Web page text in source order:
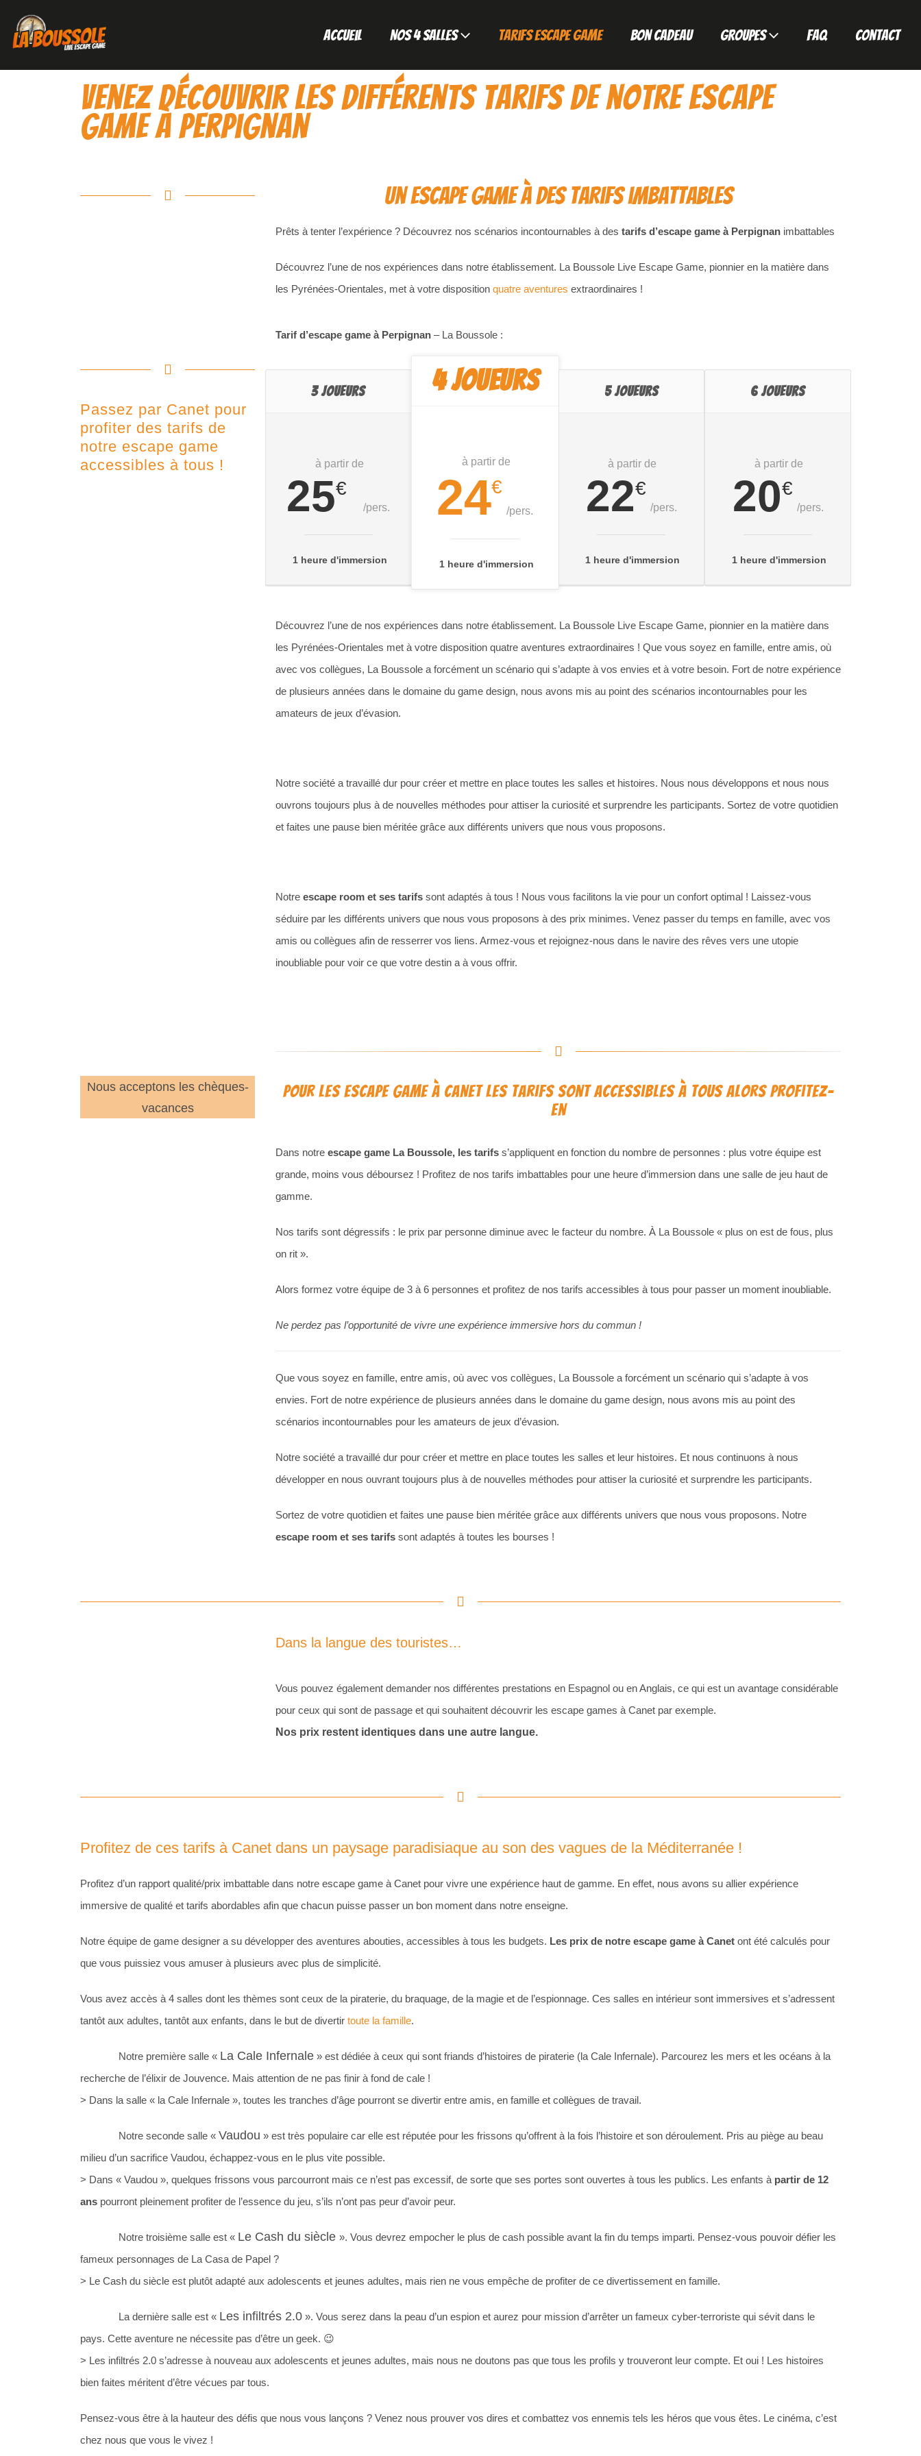
Accueil Nos 4 salles Tarifs escape game Bon Cadeau Groupes FAQ Contact
Venez découvrir les différents tarifs de notre escape
game à Perpignan
Passez par Canet pour
profiter des tarifs de
notre escape game
accessibles à tous !
Un escape game à des tarifs imbattables
Prêts à tenter l’expérience ? Découvrez nos scénarios incontournables à des tarifs d’escape game à Perpignan imbattables
Découvrez l’une de nos expériences dans notre établissement. La Boussole Live Escape Game, pionnier en la matière dans
les Pyrénées-Orientales, met à votre disposition quatre aventures extraordinaires !
Tarif d’escape game à Perpignan – La Boussole :
3 JOUEURS
à partir de
25€
/pers.
1 heure d'immersion
4 JOUEURS
à partir de
24€
/pers.
1 heure d'immersion
5 JOUEURS
à partir de
22€
/pers.
1 heure d'immersion
6 JOUEURS
à partir de
20€
/pers.
1 heure d'immersion
Découvrez l’une de nos expériences dans notre établissement. La Boussole Live Escape Game, pionnier en la matière dans
les Pyrénées-Orientales met à votre disposition quatre aventures extraordinaires ! Que vous soyez en famille, entre amis, où
avec vos collègues, La Boussole a forcément un scénario qui s’adapte à vos envies et à votre besoin. Fort de notre expérience
de plusieurs années dans le domaine du game design, nous avons mis au point des scénarios incontournables pour les
amateurs de jeux d’évasion.
Notre société a travaillé dur pour créer et mettre en place toutes les salles et histoires. Nous nous développons et nous nous
ouvrons toujours plus à de nouvelles méthodes pour attiser la curiosité et surprendre les participants. Sortez de votre quotidien
et faites une pause bien méritée grâce aux différents univers que nous vous proposons.
Notre escape room et ses tarifs sont adaptés à tous ! Nous vous facilitons la vie pour un confort optimal ! Laissez-vous
séduire par les différents univers que nous vous proposons à des prix minimes. Venez passer du temps en famille, avec vos
amis ou collègues afin de resserrer vos liens. Armez-vous et rejoignez-nous dans le navire des rêves vers une utopie
inoubliable pour voir ce que votre destin a à vous offrir.
Nous acceptons les chèques-
vacances
Pour les escape game à Canet les tarifs sont accessibles à tous alors profitez-
en
Dans notre escape game La Boussole, les tarifs s’appliquent en fonction du nombre de personnes : plus votre équipe est
grande, moins vous déboursez ! Profitez de nos tarifs imbattables pour une heure d’immersion dans une salle de jeu haut de
gamme.
Nos tarifs sont dégressifs : le prix par personne diminue avec le facteur du nombre. À La Boussole « plus on est de fous, plus
on rit ».
Alors formez votre équipe de 3 à 6 personnes et profitez de nos tarifs accessibles à tous pour passer un moment inoubliable.
Ne perdez pas l’opportunité de vivre une expérience immersive hors du commun !
Que vous soyez en famille, entre amis, où avec vos collègues, La Boussole a forcément un scénario qui s’adapte à vos
envies. Fort de notre expérience de plusieurs années dans le domaine du game design, nous avons mis au point des
scénarios incontournables pour les amateurs de jeux d’évasion.
Notre société a travaillé dur pour créer et mettre en place toutes les salles et leur histoires. Et nous continuons à nous
développer en nous ouvrant toujours plus à de nouvelles méthodes pour attiser la curiosité et surprendre les participants.
Sortez de votre quotidien et faites une pause bien méritée grâce aux différents univers que nous vous proposons. Notre
escape room et ses tarifs sont adaptés à toutes les bourses !
Dans la langue des touristes…
Vous pouvez également demander nos différentes prestations en Espagnol ou en Anglais, ce qui est un avantage considérable
pour ceux qui sont de passage et qui souhaitent découvrir les escape games à Canet par exemple.
Nos prix restent identiques dans une autre langue.
Profitez de ces tarifs à Canet dans un paysage paradisiaque au son des vagues de la Méditerranée !
Profitez d’un rapport qualité/prix imbattable dans notre escape game à Canet pour vivre une expérience haut de gamme. En effet, nous avons su allier expérience
immersive de qualité et tarifs abordables afin que chacun puisse passer un bon moment dans notre enseigne.
Notre équipe de game designer a su développer des aventures abouties, accessibles à tous les budgets. Les prix de notre escape game à Canet ont été calculés pour
que vous puissiez vous amuser à plusieurs avec plus de simplicité.
Vous avez accès à 4 salles dont les thèmes sont ceux de la piraterie, du braquage, de la magie et de l’espionnage. Ces salles en intérieur sont immersives et s’adressent
tantôt aux adultes, tantôt aux enfants, dans le but de divertir toute la famille.
Notre première salle « La Cale Infernale » est dédiée à ceux qui sont friands d’histoires de piraterie (la Cale Infernale). Parcourez les mers et les océans à la
recherche de l’élixir de Jouvence. Mais attention de ne pas finir à fond de cale !
> Dans la salle « la Cale Infernale », toutes les tranches d’âge pourront se divertir entre amis, en famille et collègues de travail.
Notre seconde salle « Vaudou » est très populaire car elle est réputée pour les frissons qu’offrent à la fois l’histoire et son déroulement. Pris au piège au beau
milieu d’un sacrifice Vaudou, échappez-vous en le plus vite possible.
> Dans « Vaudou », quelques frissons vous parcourront mais ce n’est pas excessif, de sorte que ses portes sont ouvertes à tous les publics. Les enfants à partir de 12
ans pourront pleinement profiter de l’essence du jeu, s’ils n’ont pas peur d’avoir peur.
Notre troisième salle est « Le Cash du siècle ». Vous devrez empocher le plus de cash possible avant la fin du temps imparti. Pensez-vous pouvoir défier les
fameux personnages de La Casa de Papel ?
> Le Cash du siècle est plutôt adapté aux adolescents et jeunes adultes, mais rien ne vous empêche de profiter de ce divertissement en famille.
La dernière salle est « Les infiltrés 2.0 ». Vous serez dans la peau d’un espion et aurez pour mission d’arrêter un fameux cyber-terroriste qui sévit dans le
pays. Cette aventure ne nécessite pas d’être un geek. 😉
> Les infiltrés 2.0 s’adresse à nouveau aux adolescents et jeunes adultes, mais nous ne doutons pas que tous les profils y trouveront leur compte. Et oui ! Les histoires
bien faites méritent d’être vécues par tous.
Pensez-vous être à la hauteur des défis que nous vous lançons ? Venez nous prouver vos dires et combattez vos ennemis tels les héros que vous êtes. Le cinéma, c’est
chez nous que vous le vivez !